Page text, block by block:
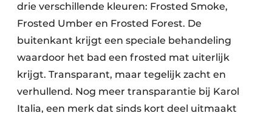
drie verschillende kleuren: Frosted Smoke,
Frosted Umber en Frosted Forest. De
buitenkant krijgt een speciale behandeling
waardoor het bad een frosted mat uiterlijk
krijgt. Transparant, maar tegelijk zacht en
verhullend. Nog meer transparantie bij Karol
Italia, een merk dat sinds kort deel uitmaakt